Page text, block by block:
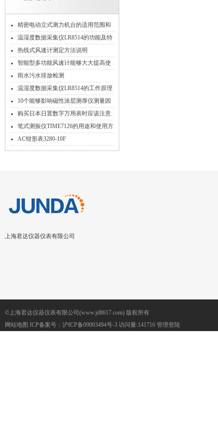
精密电动立式测力机台的适用范围和
功能特点
温湿度数据采集仪LR8514的功能及特
点概述
热线式风速计测定方法说明
智能型多功能风速计能够大大提高使
用者的工作效率
雨水污水排放检测
温湿度数据采集仪LR8514的工作原理
和功能特点
10个能够影响磁性涂层测厚仪测量因
素
购买日本日置数字万用表时应该注意
哪些事项？
笔式测振仪TIME7126的用途和使用方
法
AC钳形表3280-10F
上海君达仪器仪表有限公司
©上海君达仪器仪表有限公司(www.jd8617.com) 版权所有
网站地图 ICP备案号： 沪ICP备09003494号-3 访问量:141716 管理登陆